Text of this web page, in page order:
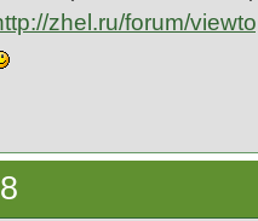
zhel.ru/forum/